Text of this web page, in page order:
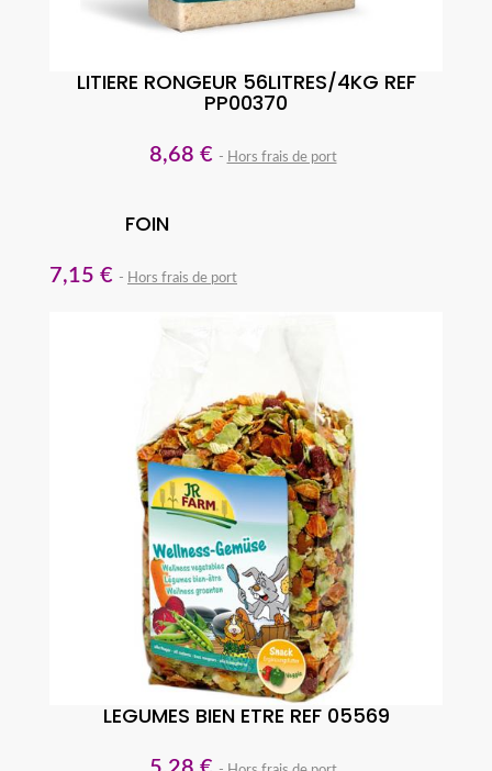
LITIERE RONGEUR 56LITRES/4KG REF
PP00370
8,68 € Hors frais de port
FOIN
7,15 € Hors frais de port
LEGUMES BIEN ETRE REF 05569